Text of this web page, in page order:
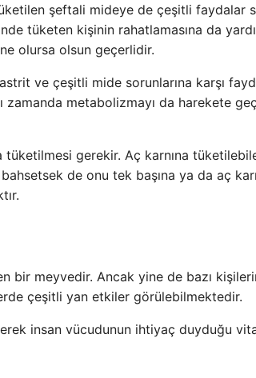
şeftali mideye de çeşitli faydalar
tüketen kişinin rahatlamasına da
olursa olsun geçerlidir.
ve çeşitli mide sorunlarına karşı
metabolizmayı da harekete
tüketilmesi gerekir. Aç karnına
de onu tek başına ya da aç
bir meyvedir. Ancak yine de bazı
çeşitli yan etkiler görülebilmektedir.
insan vücudunun ihtiyaç duyduğu